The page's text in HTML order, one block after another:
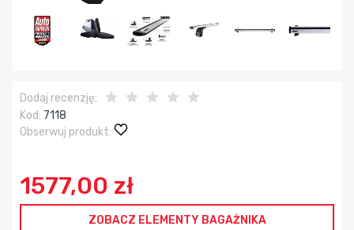
Dodaj recenzję:
Kod: 7118
Obserwuj produkt:
1577,00 zł
ZOBACZ ELEMENTY BAGAŻNIKA